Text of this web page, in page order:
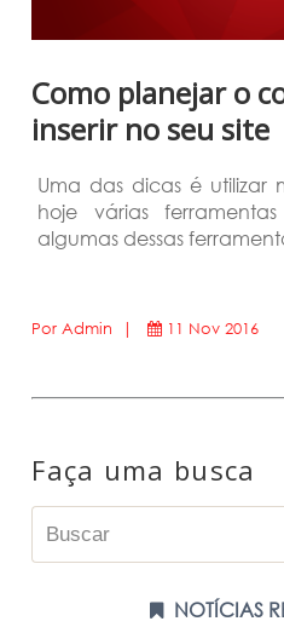
Como planejar o
inserir no seu site
Uma das dicas é utilizar
hoje várias
algumas dessas
Por Admin | 11 Nov 2016
Faça uma busca
NOTÍCIAS